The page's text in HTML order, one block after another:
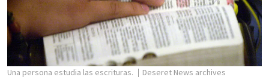
Una persona estudia las escrituras. Deseret News archives